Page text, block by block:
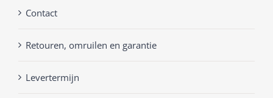
Contact
Retouren, omruilen en garantie
Levertermijn